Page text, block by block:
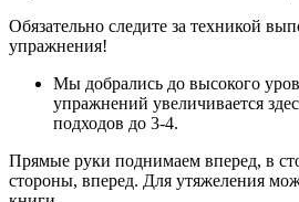
Обязательно следите за техникой
упражнения!
Мы добрались до высокого
упражнений увеличивается
подходов до 3-4.
Прямые руки поднимаем вперед, в
стороны, вперед. Для утяжеления